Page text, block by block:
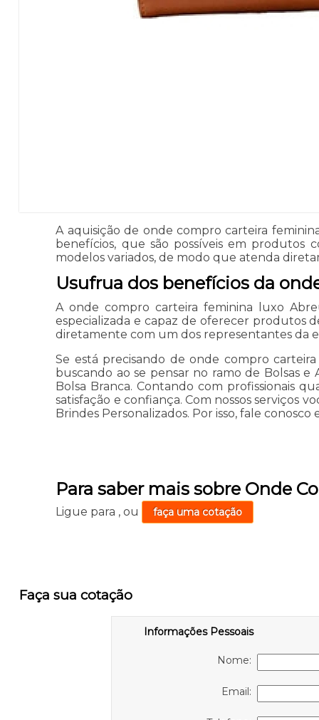
A aquisição de onde compro carteira
benefícios, que são possíveis em
modelos variados, de modo que atenda
Usufrua dos benefícios da
A onde compro carteira feminina luxo
especializada e capaz de oferecer produtos
diretamente com um dos representantes da
Se está precisando de onde compro
buscando ao se pensar no ramo de Bolsas e
Bolsa Branca. Contando com profissionais
satisfação e confiança. Com nossos serviços
Brindes Personalizados. Por isso, fale conosco
Para saber mais sobre Onde
Ligue para ,ou faça uma cotação
Faça sua cotação
Informações Pessoais
Nome:
Email: